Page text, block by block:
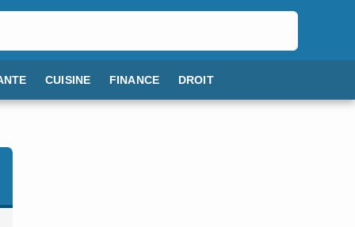
CUISINE FINANCE DROIT